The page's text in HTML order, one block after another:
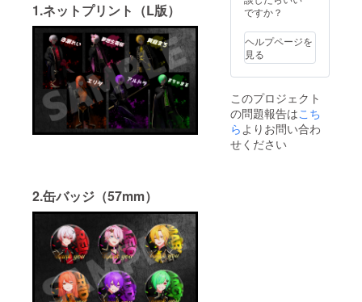
1.ネットプリント（L版）
2.缶バッジ（57mm）
たは記
かった
場合
は、お
呼びし
能性が
ござい
ます。
Discord
予定で
す。
Discord
のIDを
にご記
載くだ
さい。
※「メン
バーと
全員も
複数メ
ンバー
参加の
グルー
とさせ
ていた
だきま
す。 メ
ンバー
ですか？
ヘルプページを
見る
このプロジェクト
の問題報告はこち
らよりお問い合わ
せください